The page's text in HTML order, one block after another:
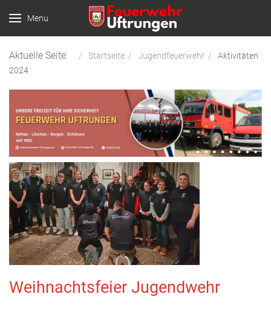
Menu
Aktuelle Seite: Startseite Jugendfeuerwehr
Aktivitäten
2024
Weihnachtsfeier Jugendwehr